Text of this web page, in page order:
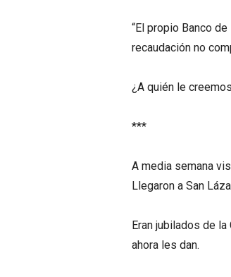
“El propio Banco
recaudación no
¿A quién le
***
A media semana
Llegaron a San
Eran jubilados de
ahora les dan.